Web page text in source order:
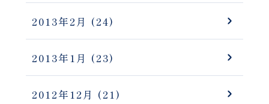
2013年2月 (24)
2013年1月 (23)
2012年12月 (21)